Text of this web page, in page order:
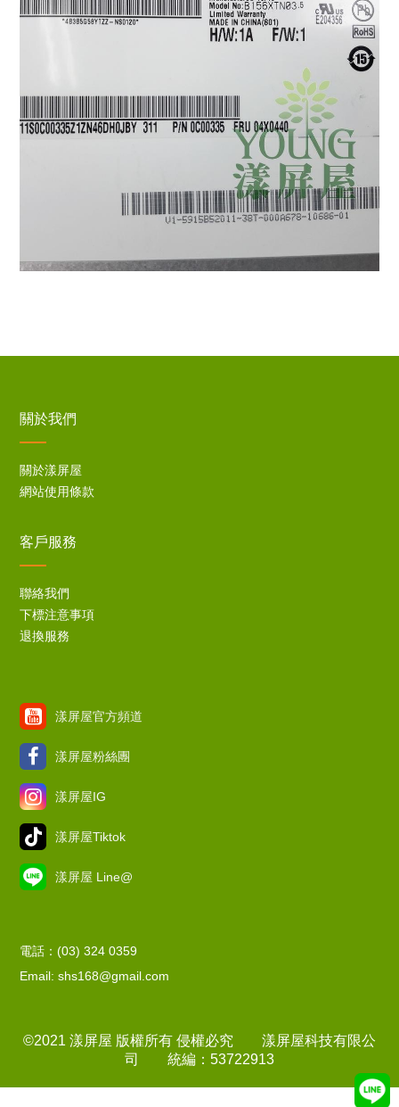
關於我們
關於漾屏屋
網站使用條款
客戶服務
聯絡我們
下標注意事項
退換服務
漾屏屋官方頻道
漾屏屋粉絲團
漾屏屋IG
漾屏屋Tiktok
漾屏屋 Line@
電話：(03) 324 0359
Email: shs168@gmail.com
©2021 漾屏屋 版權所有 侵權必究 漾屏屋科技有限公
司 統編：53722913